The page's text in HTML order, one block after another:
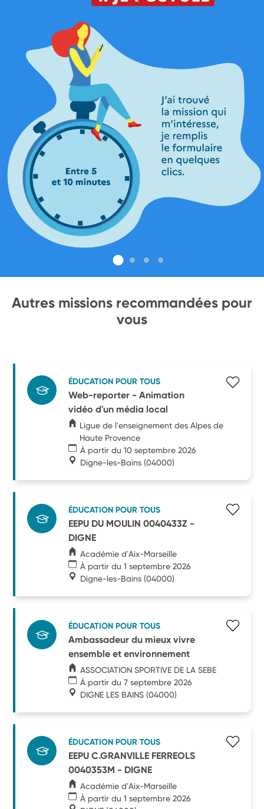
Autres missions recommandées pour
vous
ÉDUCATION POUR TOUS
Web-reporter - Animation
vidéo d'un média local
Ligue de l'enseignement des Alpes de
Haute Provence
À partir du 10 septembre 2026
Digne-les-Bains (04000)
ÉDUCATION POUR TOUS
EEPU DU MOULIN 0040433Z -
DIGNE
Académie d'Aix-Marseille
À partir du 1 septembre 2026
Digne-les-Bains (04000)
ÉDUCATION POUR TOUS
Ambassadeur du mieux vivre
ensemble et environnement
ASSOCIATION SPORTIVE DE LA SEBE
À partir du 7 septembre 2026
DIGNE LES BAINS (04000)
ÉDUCATION POUR TOUS
EEPU C.GRANVILLE FERREOLS
0040353M - DIGNE
Académie d'Aix-Marseille
À partir du 1 septembre 2026